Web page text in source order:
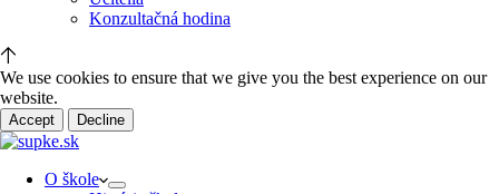
Konzultačná hodina
We use cookies to ensure that we give you the best experience on our
website.
Accept Decline
O škole